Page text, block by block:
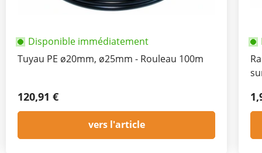
Disponible immédiatement
Tuyau PE ø20mm, ø25mm - Rouleau 100m
120,91 €
vers l'article